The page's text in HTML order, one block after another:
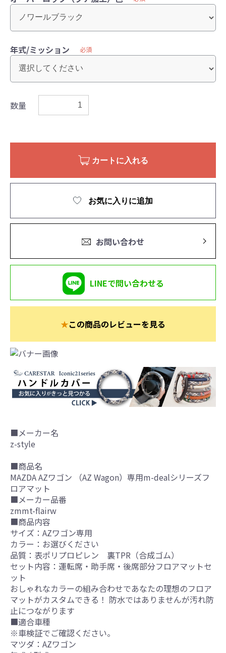
年式/ミッション 必須
数量
カートに入れる
お気に入りに追加
お問い合わせ
LINEで問い合わせる
★この商品のレビューを見る
■メーカー名
z-style
■商品名
MAZDA AZワゴン （AZ Wagon）専用m-dealシリーズフ
ロアマット
■メーカー品番
zmmt-flairw
■商品内容
サイズ：AZワゴン専用
カラー：お選びください
品質：表ポリプロピレン 裏TPR（合成ゴム）
セット内容：運転席・助手席・後席部分フロアマットセ
ット
おしゃれなカラーの組み合わせであなたの理想のフロア
マットがカスタムできる！ 防水ではありませんが汚れ防
止につながります
■適合車種
※車検証でご確認ください。
マツダ：AZワゴン